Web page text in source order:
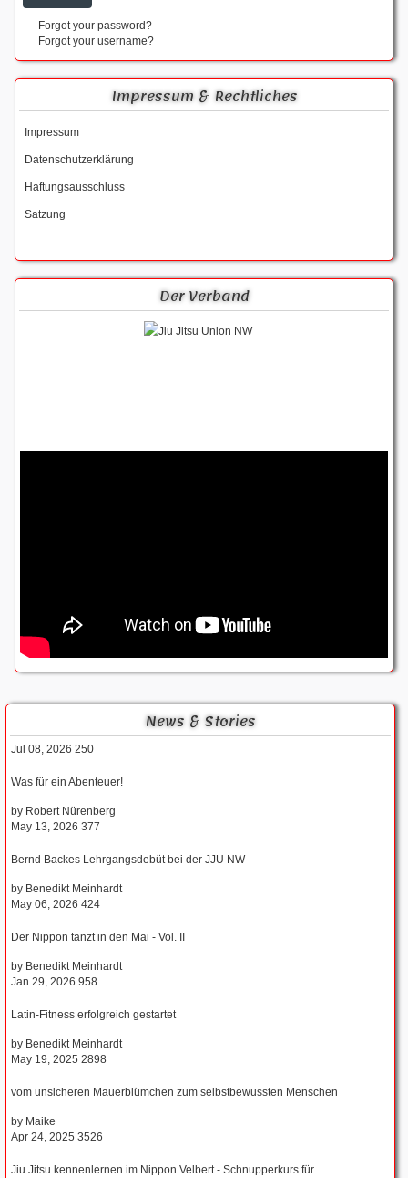
Forgot your password?
Forgot your username?
Impressum & Rechtliches
Impressum
Datenschutzerklärung
Haftungsausschluss
Satzung
Der Verband
News & Stories
Jul 08, 2026 250
Was für ein Abenteuer!
by Robert Nürenberg
May 13, 2026 377
Bernd Backes Lehrgangsdebüt bei der JJU NW
by Benedikt Meinhardt
May 06, 2026 424
Der Nippon tanzt in den Mai - Vol. II
by Benedikt Meinhardt
Jan 29, 2026 958
Latin-Fitness erfolgreich gestartet
by Benedikt Meinhardt
May 19, 2025 2898
vom unsicheren Mauerblümchen zum selbstbewussten Menschen
by Maike
Apr 24, 2025 3526
Jiu Jitsu kennenlernen im Nippon Velbert - Schnupperkurs für